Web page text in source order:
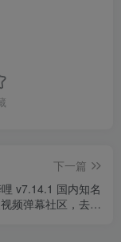
下一篇
v7.14.1 国内知名
频弹幕社区，去广